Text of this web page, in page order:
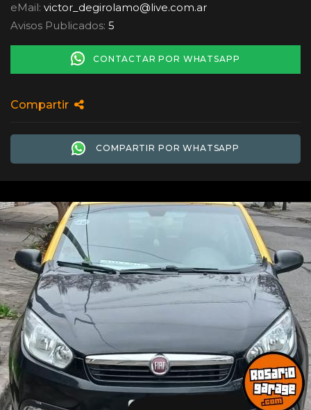
eMail: victor_degirolamo@live.com.ar
Avisos Publicados: 5
CONTACTAR POR WHATSAPP
Compartir
COMPARTIR POR WHATSAPP